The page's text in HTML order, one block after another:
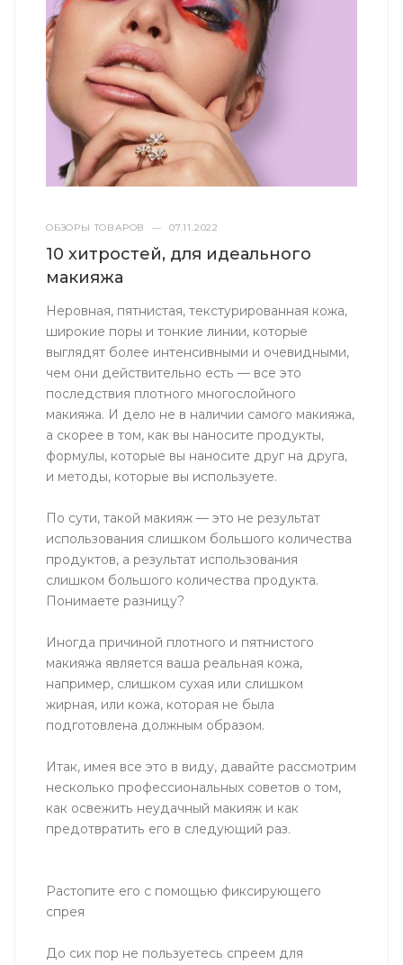
ОБЗОРЫ ТОВАРОВ — 07.11.2022
10 хитростей, для идеального
макияжа
Неровная, пятнистая, текстурированная кожа,
широкие поры и тонкие линии, которые
выглядят более интенсивными и очевидными,
чем они действительно есть — все это
последствия плотного многослойного
макияжа. И дело не в наличии самого макияжа,
а скорее в том, как вы наносите продукты,
формулы, которые вы наносите друг на друга,
и методы, которые вы используете.
По сути, такой макияж — это не результат
использования слишком большого количества
продуктов, а результат использования
слишком большого количества продукта.
Понимаете разницу?
Иногда причиной плотного и пятнистого
макияжа является ваша реальная кожа,
например, слишком сухая или слишком
жирная, или кожа, которая не была
подготовлена ​​должным образом.
Итак, имея все это в виду, давайте рассмотрим
несколько профессиональных советов о том,
как освежить неудачный макияж и как
предотвратить его в следующий раз.
Растопите его с помощью фиксирующего
спрея
До сих пор не пользуетесь спреем для